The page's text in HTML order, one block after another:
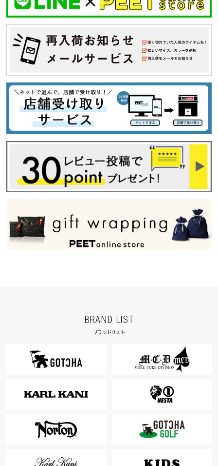
キーワードから探す
search
価格から探す
円 ～ 円
並び順
カテゴリ
サイズ
S
XL
XXL
XXXL
29inc
30inc
32inc
40inc
KIDS
カラー
BRAND LIST
ブランドリスト